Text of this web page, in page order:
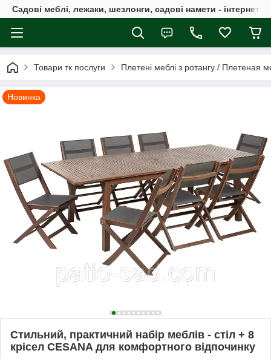
Садові меблі, лежаки, шезлонги, садові намети - інтернет-
Товари тк послуги Плетені меблі з ротангу / Плетеная
Новинка
Стильний, практичний набір меблів - стіл + 8
крісел CESANA для комфортного відпочинку